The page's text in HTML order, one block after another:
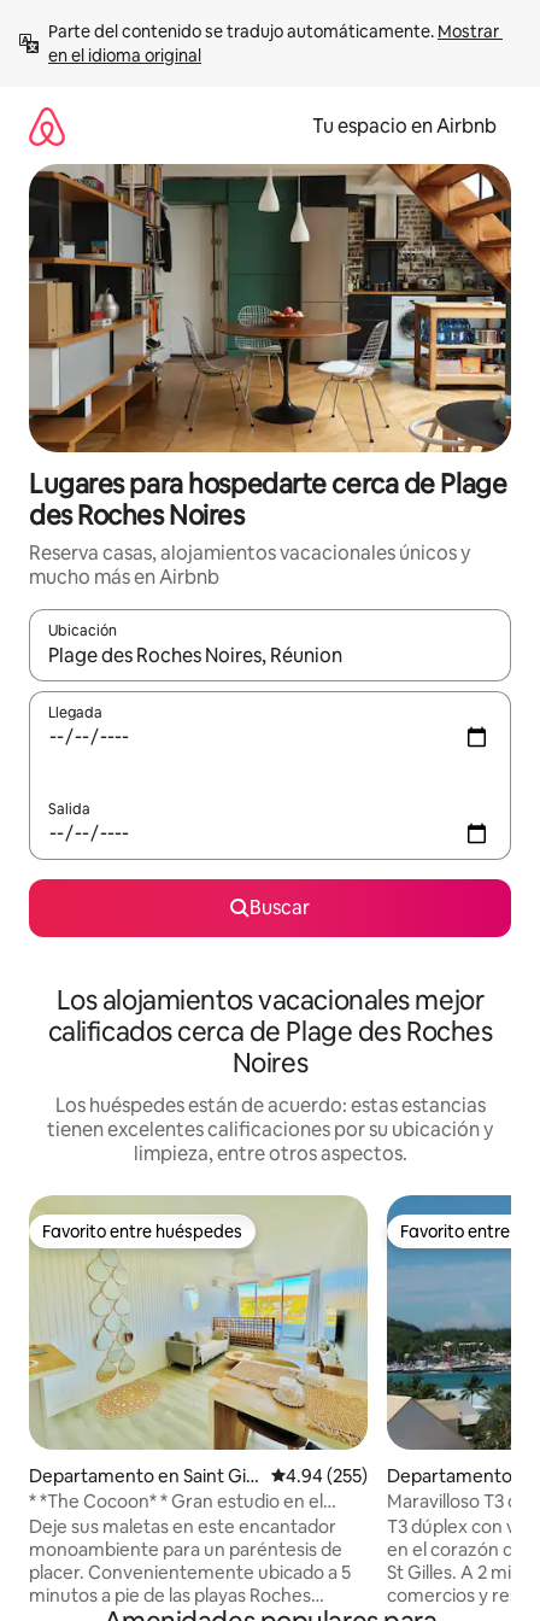
contenido
Parte del contenido se tradujo automáticamente. Mostrar
en el idioma original
Tu espacio en Airbnb
Lugares para hospedarte cerca de Plage
des Roches Noires
Reserva casas, alojamientos vacacionales únicos y
mucho más en Airbnb
Ubicación
Cuando los resultados estén disponibles, podrás navegar
Llegada
Salida
Buscar
Los alojamientos vacacionales mejor
calificados cerca de Plage des Roches
Noires
Los huéspedes están de acuerdo: estas estancias
tienen excelentes calificaciones por su ubicación y
limpieza, entre otros aspectos.
Favorito entre huéspedes
Favorito entre huéspedes
Departamento en Saint Gill
es les Bains
Calificación promedio: 4.94 de
4.94 (255)
* *The Cocoon* * Gran estudio en el
corazón de St Gilles
Deje sus maletas en este encantador
monoambiente para un paréntesis de
placer. Convenientemente ubicado a 5
minutos a pie de las playas Roches
Favorito entre
Favorito entre
Departamento en
es les Bains
Maravilloso T3
2 dormitorios
T3 dúplex con
en el corazón de
St Gilles. A 2
comercios y